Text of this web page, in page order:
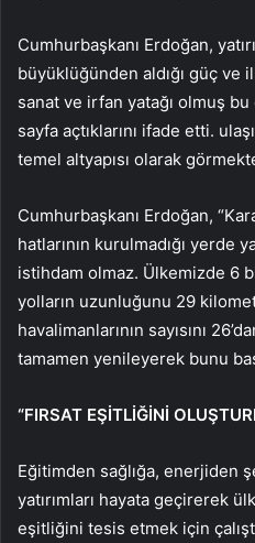
Cumhurbaşkanı Erdoğan,
büyüklüğünden aldığı güç ve
sanat ve irfan yatağı olmuş
sayfa açtıklarını ifade etti.
temel altyapısı olarak
Cumhurbaşkanı Erdoğan,
hatlarının kurulmadığı yerde
istihdam olmaz. Ülkemizde 6
yolların uzunluğunu 29
havalimanlarının sayısını
tamamen yenileyerek bunu
“FIRSAT EŞİTLİĞİNİ
Eğitimden sağlığa, enerjiden
yatırımları hayata geçirerek
eşitliğini tesis etmek için